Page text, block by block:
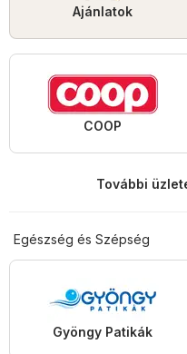
Ajánlatok
COOP
További
Egészség és Szépség
Gyöngy Patikák